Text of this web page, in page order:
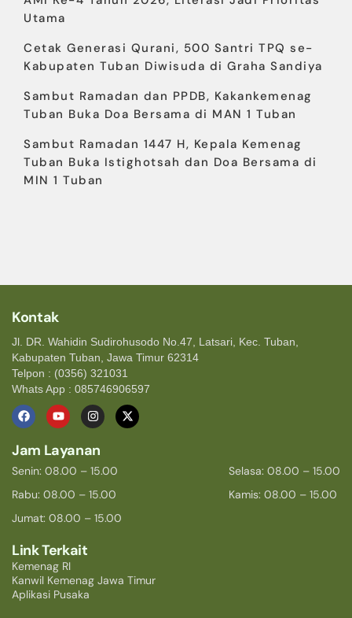
Utama
Cetak Generasi Qurani, 500 Santri TPQ se-
Kabupaten Tuban Diwisuda di Graha Sandiya
Sambut Ramadan dan PPDB, Kakankemenag
Tuban Buka Doa Bersama di MAN 1 Tuban
Sambut Ramadan 1447 H, Kepala Kemenag
Tuban Buka Istighotsah dan Doa Bersama di
MIN 1 Tuban
Kontak
Jl. DR. Wahidin Sudirohusodo No.47, Latsari, Kec. Tuban,
Kabupaten Tuban, Jawa Timur 62314
Telpon : (0356) 321031
Whats App : 085746906597
Jam Layanan
Senin: 08.00 – 15.00
Rabu: 08.00 – 15.00
Jumat: 08.00 – 15.00
Selasa: 08.00 – 15.00
Kamis: 08.00 – 15.00
Link Terkait
Kemenag RI
Kanwil Kemenag Jawa Timur
Aplikasi Pusaka